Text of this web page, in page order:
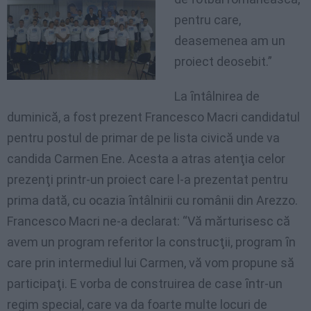
pentru care,
deasemenea am un
proiect deosebit.”
La ȋntâlnirea de
duminică, a fost prezent Francesco Macri candidatul
pentru postul de primar de pe lista civică unde va
candida Carmen Ene. Acesta a atras atenţia celor
prezenţi printr-un proiect care l-a prezentat pentru
prima dată, cu ocazia ȋntâlnirii cu românii din Arezzo.
Francesco Macri ne-a declarat: “Vă mărturisesc că
avem un program referitor la construcţii, program ȋn
care prin intermediul lui Carmen, vă vom propune să
participaţi. E vorba de construirea de case ȋntr-un
regim special, care va da foarte multe locuri de